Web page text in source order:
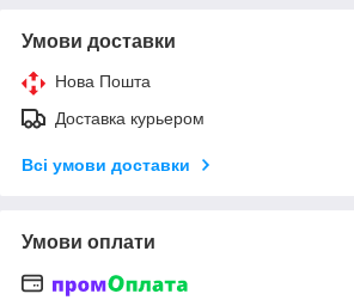
Умови доставки
Нова Пошта
Доставка курьером
Всі умови доставки
Умови оплати